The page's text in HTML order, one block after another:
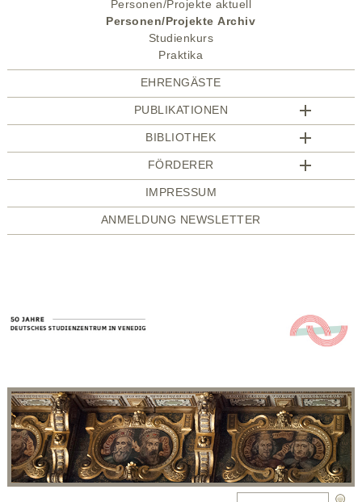
Personen/Projekte aktuell
Personen/Projekte Archiv
Studienkurs
Praktika
EHRENGÄSTE
PUBLIKATIONEN
BIBLIOTHEK
FÖRDERER
IMPRESSUM
ANMELDUNG NEWSLETTER